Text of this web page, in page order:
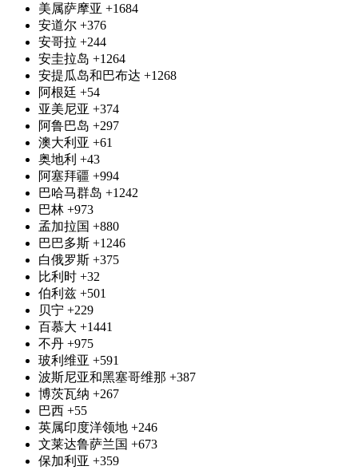
美属萨摩亚 +1684
安道尔 +376
安哥拉 +244
安圭拉岛 +1264
安提瓜岛和巴布达 +1268
阿根廷 +54
亚美尼亚 +374
阿鲁巴岛 +297
澳大利亚 +61
奥地利 +43
阿塞拜疆 +994
巴哈马群岛 +1242
巴林 +973
孟加拉国 +880
巴巴多斯 +1246
白俄罗斯 +375
比利时 +32
伯利兹 +501
贝宁 +229
百慕大 +1441
不丹 +975
玻利维亚 +591
波斯尼亚和黑塞哥维那 +387
博茨瓦纳 +267
巴西 +55
英属印度洋领地 +246
文莱达鲁萨兰国 +673
保加利亚 +359